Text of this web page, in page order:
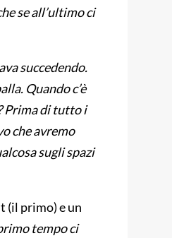
se all’ultimo ci
succedendo.
Quando c’è
Prima di tutto i
che avremo
sugli spazi
(il primo) e un
tempo ci